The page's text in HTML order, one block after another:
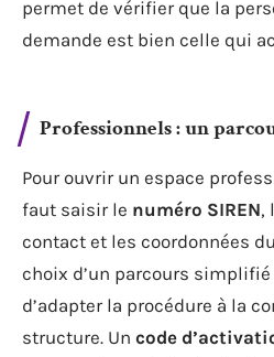
permet de vérifier que la
demande est bien celle qui
Professionnels : un
Pour ouvrir un espace
faut saisir le numéro SIREN,
contact et les coordonnées
choix d’un parcours
d’adapter la procédure à la
structure. Un code